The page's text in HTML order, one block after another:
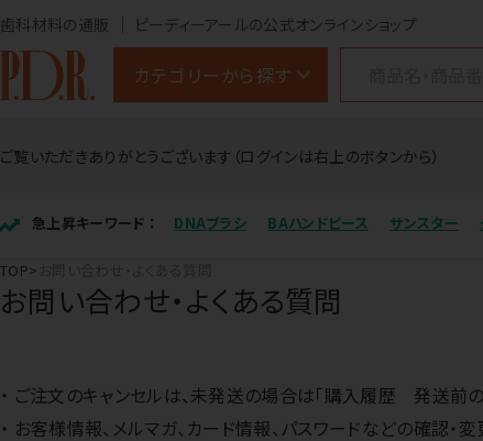
歯科材料の通販 ピーディーアールの公式オンラインショップ
カテゴリーから探す
ご覧いただきありがとうございます（ログインは右上のボタンから）
急上昇キーワード ： DNAブラシ BAハンドピース サンスター
TOP
お問い合わせ・よくある質問
ご注文のキャンセルは、未発送の場合は「購入履歴 発送前の
お客様情報、メルマガ、カード情報、パスワードなどの確認・